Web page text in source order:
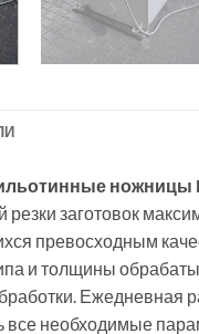
ножницы
резки заготовок
превосходным
и толщины
Ежедневная
все необходимые